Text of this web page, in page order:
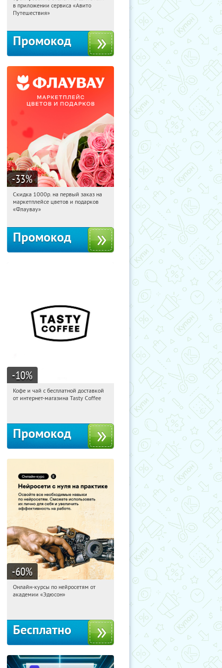
Россия
в приложении сервиса «Авито
Путешествия»
Промокод
-33%
11:27:41 Получили:
Россия
Скидка 1000р. на первый заказ на
маркетплейсе цветов и подарков
«Флаувау»
Промокод
-10%
11:27:41
Получи первым!
Кофе и чай с бесплатной доставкой
от интернет-магазина Tasty Coffee
Промокод
-60%
11:27:41 Получили:
Онлайн-курсы по нейросетям от
академии «Эдюсон»
Бесплатно